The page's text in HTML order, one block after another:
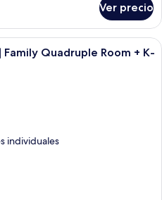
Ver precio
Habitación de hotel con dos camas,
Family Quadruple Room + K-
individuales